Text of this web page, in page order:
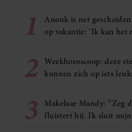
1
Anouk is net
op vakantie: ‘Ik kan het
2
Weekhoroscoop: deze
kunnen zich op iets
3
Makelaar Mandy: ‘‘Zeg
fluistert hij. Ik sluit mijn